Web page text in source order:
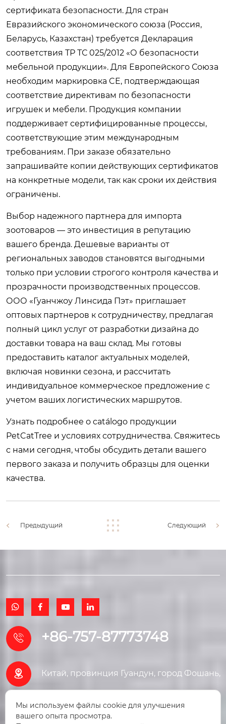
сертификата безопасности. Для стран
Евразийского экономического союза (Россия,
Беларусь, Казахстан) требуется Декларация
соответствия ТР ТС 025/2012 «О безопасности
мебельной продукции». Для Европейского Союза
необходим маркировка CE, подтверждающая
соответствие директивам по безопасности
игрушек и мебели. Продукция компании
поддерживает сертифицированные процессы,
соответствующие этим международным
требованиям. При заказе обязательно
запрашивайте копии действующих сертификатов
на конкретные модели, так как сроки их действия
ограничены.
Выбор надежного партнера для импорта
зоотоваров — это инвестиция в репутацию
вашего бренда. Дешевые варианты от
региональных заводов становятся выгодными
только при условии строгого контроля качества и
прозрачности производственных процессов.
ООО «Гуанчжоу Линсида Пэт» приглашает
оптовых партнеров к сотрудничеству, предлагая
полный цикл услуг от разработки дизайна до
доставки товара на ваш склад. Мы готовы
предоставить каталог актуальных моделей,
включая новинки сезона, и рассчитать
индивидуальное коммерческое предложение с
учетом ваших логистических маршрутов.
Узнать подробнее о catálogo продукции
PetCatTree и условиях сотрудничества. Свяжитесь
с нами сегодня, чтобы обсудить детали вашего
первого заказа и получить образцы для оценки
качества.
Предыдущий Следующий
   
 +86-757-87773748
 Китай, провинция Гуандун, город Фошань,
Наньфэн, дом 8, Торговый центр
Мы используем файлы cookie для улучшения
вашего опыта просмотра.